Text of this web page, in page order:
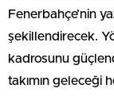
Fenerbahçe’nin
şekillendirecek.
kadrosunu
takımın geleceği